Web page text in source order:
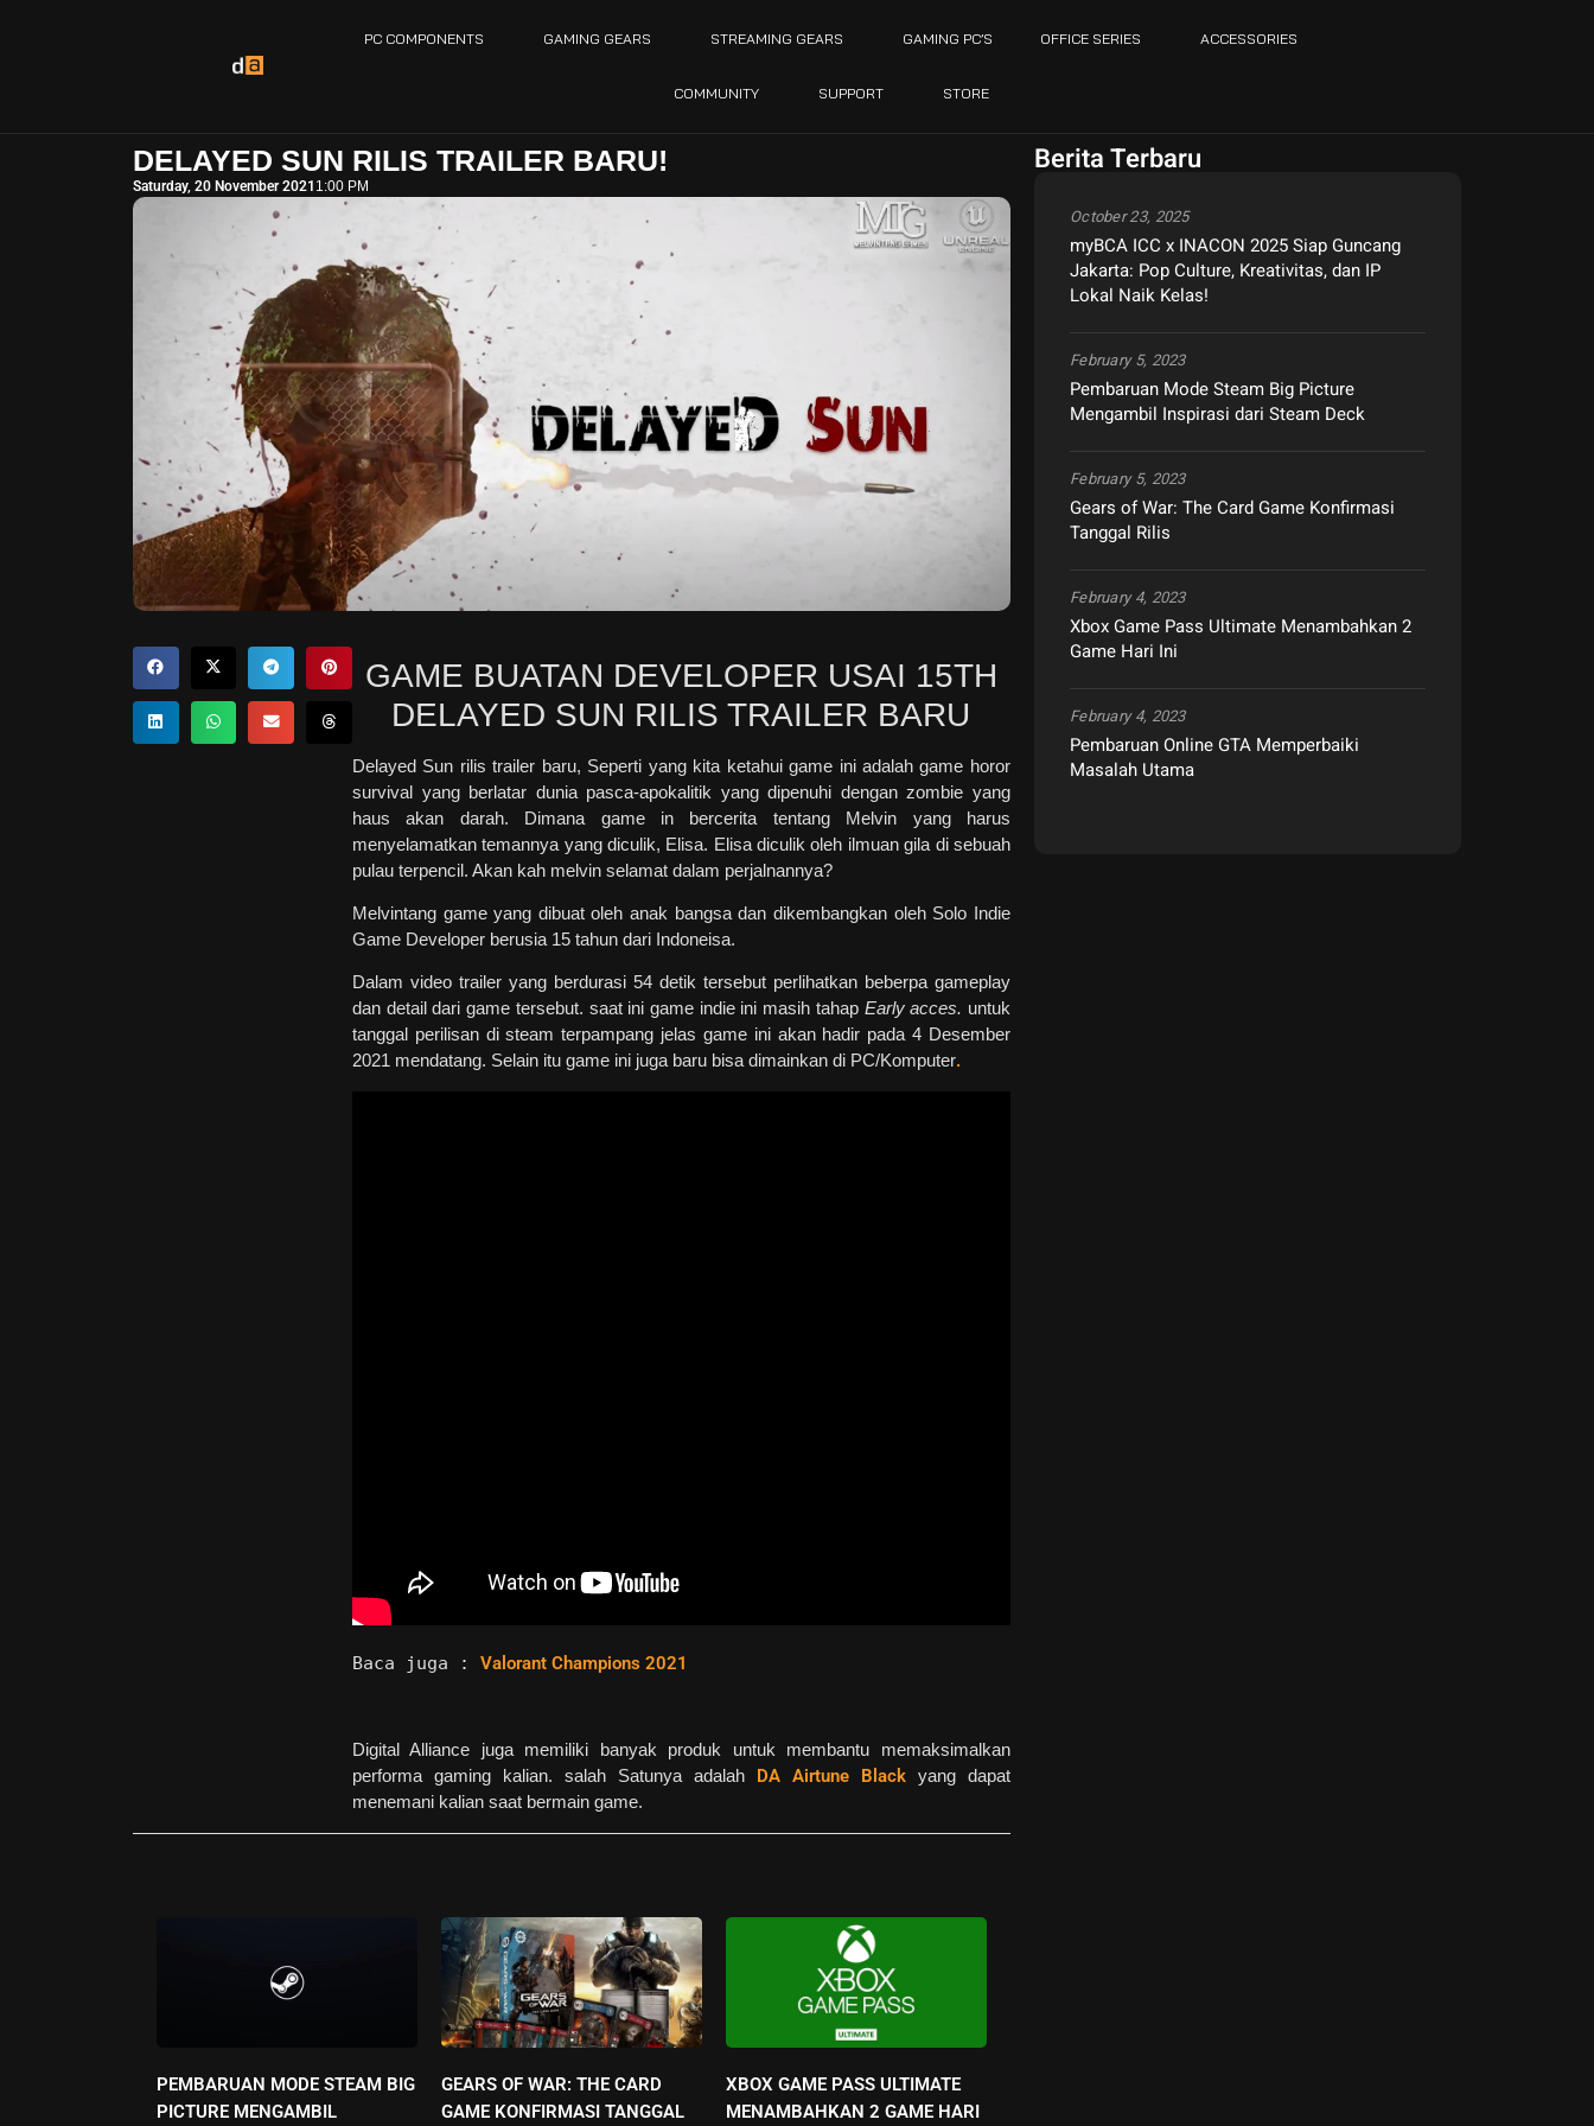
PC COMPONENTS GAMING GEARS STREAMING GEARS GAMING PC’S OFFICE SERIES ACCESSORIES
COMMUNITY SUPPORT STORE
DELAYED SUN RILIS TRAILER BARU!
Saturday, 20 November 2021 1:00 PM
GAME BUATAN DEVELOPER USAI 15TH
DELAYED SUN RILIS TRAILER BARU
Delayed Sun rilis trailer baru, Seperti yang kita ketahui game ini adalah game horor
survival yang berlatar dunia pasca-apokalitik yang dipenuhi dengan zombie yang
haus akan darah. Dimana game in bercerita tentang Melvin yang harus
menyelamatkan temannya yang diculik, Elisa. Elisa diculik oleh ilmuan gila di sebuah
pulau terpencil. Akan kah melvin selamat dalam perjalnannya?
Melvintang game yang dibuat oleh anak bangsa dan dikembangkan oleh Solo Indie
Game Developer berusia 15 tahun dari Indoneisa.
Dalam video trailer yang berdurasi 54 detik tersebut perlihatkan beberpa gameplay
dan detail dari game tersebut. saat ini game indie ini masih tahap Early acces. untuk
tanggal perilisan di steam terpampang jelas game ini akan hadir pada 4 Desember
2021 mendatang. Selain itu game ini juga baru bisa dimainkan di PC/Komputer.
Baca juga : Valorant Champions 2021
Digital Alliance juga memiliki banyak produk untuk membantu memaksimalkan
performa gaming kalian. salah Satunya adalah DA Airtune Blackyang dapat
menemani kalian saat bermain game.
PEMBARUAN MODE STEAM BIG
PICTURE MENGAMBIL
GEARS OF WAR: THE CARD
GAME KONFIRMASI TANGGAL
XBOX GAME PASS ULTIMATE
MENAMBAHKAN 2 GAME HARI
Berita Terbaru
myBCA ICC x INACON 2025 Siap Guncang
Jakarta: Pop Culture, Kreativitas, dan IP
Lokal Naik Kelas!
October 23, 2025
Pembaruan Mode Steam Big Picture
Mengambil Inspirasi dari Steam Deck
February 5, 2023
Gears of War: The Card Game Konfirmasi
Tanggal Rilis
February 5, 2023
Xbox Game Pass Ultimate Menambahkan 2
Game Hari Ini
February 4, 2023
Pembaruan Online GTA Memperbaiki
Masalah Utama
February 4, 2023